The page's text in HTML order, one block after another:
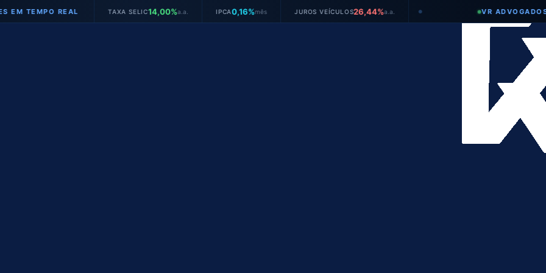
REAL TAXA SELIC14,00%a.a. IPCA 0,16%mês JUROS VEÍCULOS26,44%a.a. ● VR ADVOGADOS